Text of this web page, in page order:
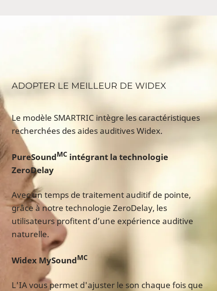
ADOPTER LE MEILLEUR DE WIDEX
Le modèle SMARTRIC intègre les caractéristiques
recherchées des aides auditives Widex.
PureSoundMC intégrant la technologie
ZeroDelay
Avec un temps de traitement auditif de pointe,
grâce à notre technologie ZeroDelay, les
utilisateurs profitent d’une expérience auditive
naturelle.
Widex MySoundMC
L'IA vous permet d'ajuster le son chaque fois que